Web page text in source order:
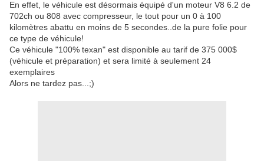
En effet, le véhicule est désormais équipé d'un moteur V8 6.2 de
702ch ou 808 avec compresseur, le tout pour un 0 à 100
kilomètres abattu en moins de 5 secondes..de la pure folie pour
ce type de véhicule!
Ce véhicule "100% texan" est disponible au tarif de 375 000$
(véhicule et préparation) et sera limité à seulement 24
exemplaires
Alors ne tardez pas...;)